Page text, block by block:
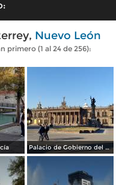
Nuevo León
primero (1 al 24 de 256):
Palacio de Gobierno del Estado